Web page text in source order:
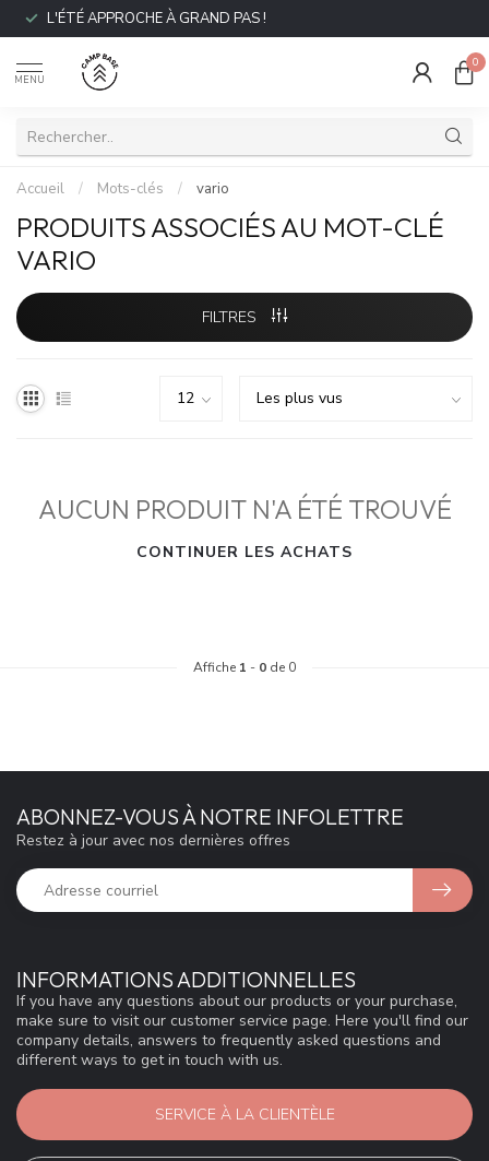
L'ÉTÉ APPROCHE À GRAND PAS !
MENU
0
Accueil / Mots-clés / vario
PRODUITS ASSOCIÉS AU MOT-CLÉ
VARIO
FILTRES
AUCUN PRODUIT N'A ÉTÉ TROUVÉ
CONTINUER LES ACHATS
Affiche 1 - 0 de 0
INFORMATIONS ADDITIONNELLES
If you have any questions about our products or your purchase,
make sure to visit our customer service page. Here you'll find our
company details, answers to frequently asked questions and
different ways to get in touch with us.
SERVICE À LA CLIENTÈLE
ABONNEZ-VOUS À NOTRE INFOLETTRE
Restez à jour avec nos dernières offres